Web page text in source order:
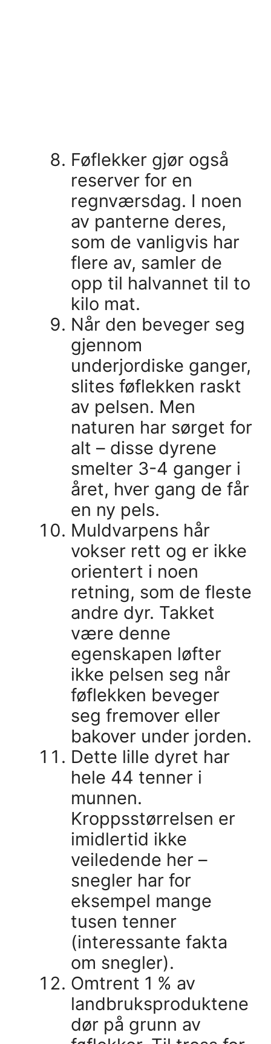
Føflekker gjør også
reserver for en
regnværsdag. I noen
av panterne deres,
som de vanligvis har
flere av, samler de
opp til halvannet til to
kilo mat.
Når den beveger seg
gjennom
underjordiske ganger,
slites føflekken raskt
av pelsen. Men
naturen har sørget for
alt – disse dyrene
smelter 3-4 ganger i
året, hver gang de får
en ny pels.
Muldvarpens hår
vokser rett og er ikke
orientert i noen
retning, som de fleste
andre dyr. Takket
være denne
egenskapen løfter
ikke pelsen seg når
føflekken beveger
seg fremover eller
bakover under jorden.
Dette lille dyret har
hele 44 tenner i
munnen.
Kroppsstørrelsen er
imidlertid ikke
veiledende her –
snegler har for
eksempel mange
tusen tenner
(interessante fakta
om snegler).
Omtrent 1 % av
landbruksproduktene
dør på grunn av